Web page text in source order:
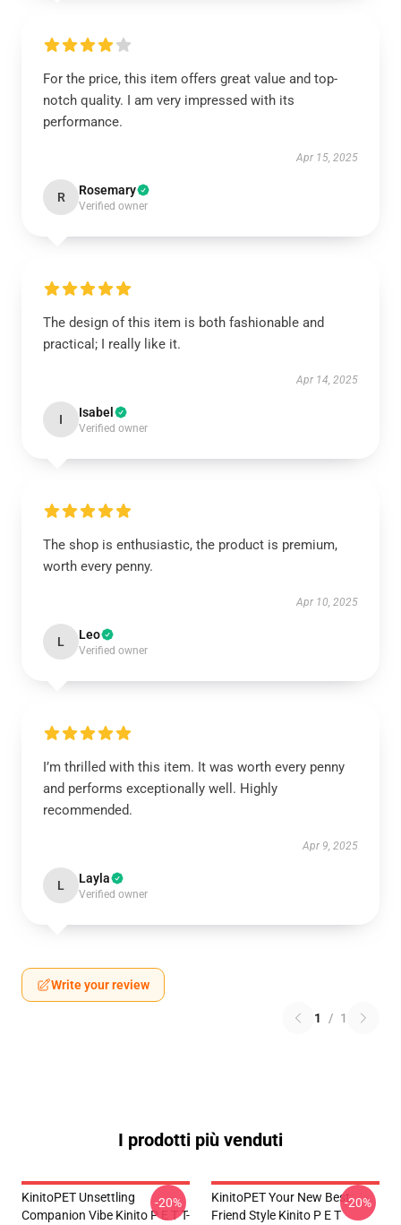
For the price, this item offers great value and top-
notch quality. I am very impressed with its
performance.
Apr 15, 2025
R Rosemary
Verified owner
The design of this item is both fashionable and
practical; I really like it.
Apr 14, 2025
I Isabel
Verified owner
The shop is enthusiastic, the product is premium,
worth every penny.
Apr 10, 2025
L Leo
Verified owner
I’m thrilled with this item. It was worth every penny
and performs exceptionally well. Highly
recommended.
Apr 9, 2025
L Layla
Verified owner
Write your review
1 / 1
I prodotti più venduti
KinitoPET Unsettling
Companion Vibe Kinito P E T T-
-20%
KinitoPET Your New Best
Friend Style Kinito P E T
-20%